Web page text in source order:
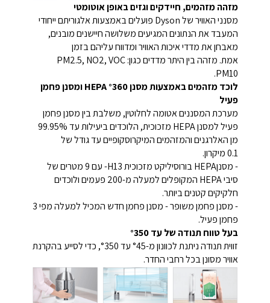
מזהה מזהמים, חיידקים וגזים באופן אוטומטי
מסנני האוויר של Dyson פועלים באמצעות אלגוריתם ייחודי
המעבד את הנתונים המגיעים משלושה חיישנים מובנים,
מאבחן את מדדי איכות האוויר ומדווח עליהם בזמן
אמת. מזהה בין היתר מדדים כגון: PM2.5, NO2, VOC
.PM10
לוכד מזהמים באמצעות מסנן °360 HEPA ומסנן פחמן
פעיל
מערכת המסננים אטומה לחלוטין, משלבת בין מסנן פחמן
פעיל למסנן HEPA מזכוכית, הלוכדים ביעילות עד 99.95%
מן האלרגנים והמזהמים המיקרוסקופיים עד גודל של
0.1 מיקרון.
- מסנןHEPA בורוסיליקט מזכוכית H13- עם 9 מטרים של
סיבי HEPA המקופלים למעלה מ-200 פעמים ולוכדים
חלקיקים קטנים ביותר.
- מסנן פחמן משופר - מסנן פחמן חדש המכיל למעלה מפי 3
פחמן פעיל.
בעל טווח תנודה של עד °350
זווית תנודה ניתנת לכוונון מ-°45 עד °350, כדי לסייע בהקרנת
אוויר מסונן בכל רחבי החדר.